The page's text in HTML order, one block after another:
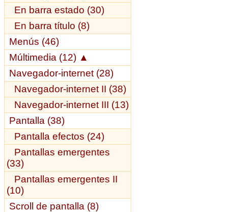
En barra estado (30)
En barra título (8)
Menús (46)
Múltimedia (12) ▲
Navegador-internet (28)
Navegador-internet II (38)
Navegador-internet III (13)
Pantalla (38)
Pantalla efectos (24)
Pantallas emergentes
(33)
Pantallas emergentes II
(10)
Scroll de pantalla (8)